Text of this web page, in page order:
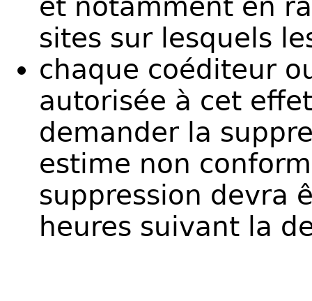
et notamment en
sites sur lesquels
chaque coéditeur
autorisée à cet
demander la
estime non
suppression devra
heures suivant la